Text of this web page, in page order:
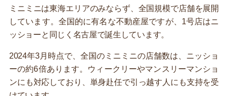
ミニミニは東海エリアのみならず、全国規模で店舗を展開
しています。全国的に有名な不動産屋ですが、1号店はニ
ッショーと同じく名古屋で誕生しています。
2024年3月時点で、全国のミニミニの店舗数は、ニッショ
ーの約6倍あります。ウィークリーやマンスリーマンショ
ンにも対応しており、単身赴任で引っ越す人にも支持を受